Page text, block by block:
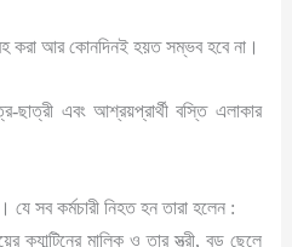
করা আর কোনদিনই হয়ত সম্ভব হবে না।
এবং আশ্রয়প্রার্থী বস্তি এলাকার
সব কর্মচারী নিহত হন তারা হলেন :
ক্যান্টিনের মালিক ও তার স্ত্রী, বড় ছেলে